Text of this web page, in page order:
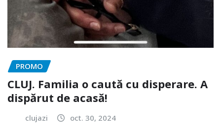
PROMO
CLUJ. Familia o caută cu disperare. A
dispărut de acasă!
clujazi oct. 30, 2024